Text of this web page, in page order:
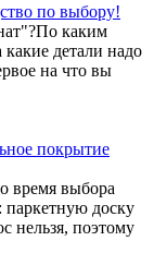
по выбору!
каким
детали надо
на что вы
покрытие
время выбора
паркетную доску
нельзя, поэтому